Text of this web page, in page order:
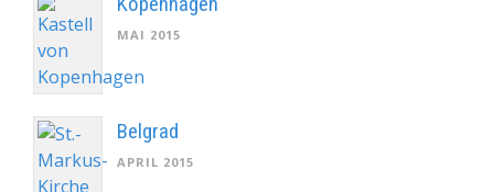
MAI 2015
Belgrad
APRIL 2015